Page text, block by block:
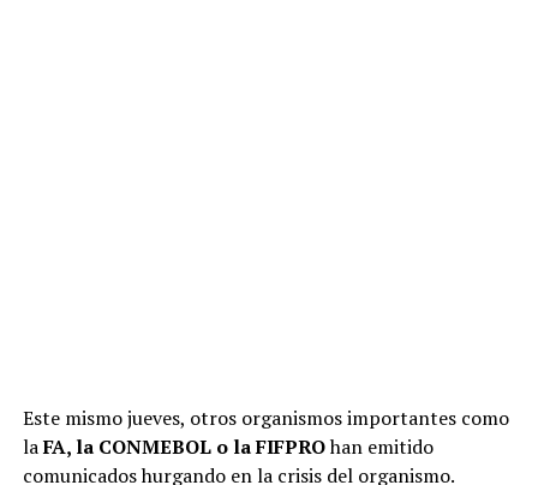
Este mismo jueves, otros organismos importantes como
laFA, la CONMEBOL o la FIFPROhan emitido
comunicados hurgando en la crisis del organismo.